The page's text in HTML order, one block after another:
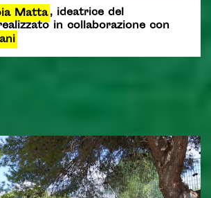
Matta, ideatrice del
in collaborazione con